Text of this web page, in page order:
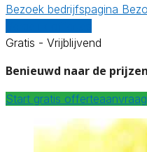
Bezoek bedrijfspagina
Gratis - Vrijblijvend
Benieuwd naar de
Start gratis